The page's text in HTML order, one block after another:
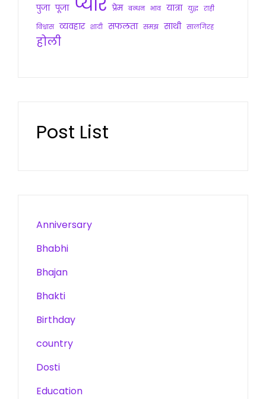
पुजा पूजा प्रेम बन्धन भाव यात्रा युद्ध राही
विश्वास व्यवहार शादी सफलता समझ साथी सालगिरह
होली
Post List
Anniversary
Bhabhi
Bhajan
Bhakti
Birthday
country
Dosti
Education